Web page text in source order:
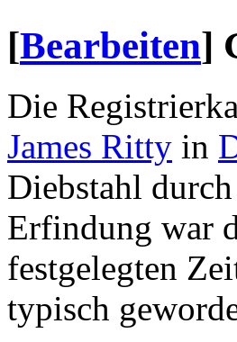
[Bearbeiten]
Die
James Ritty in
Diebstahl
Erfindung war
festgelegten
typisch